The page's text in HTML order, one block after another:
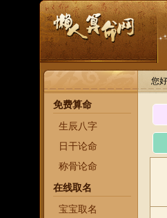
您
免费算命
生辰八字
日干论命
称骨论命
在线取名
宝宝取名